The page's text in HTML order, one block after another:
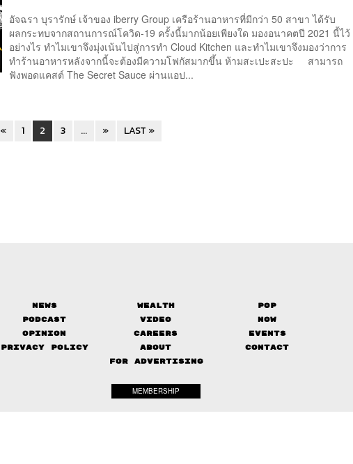
อัจฉรา บุรารักษ์ เจ้าของ iberry Group เครือร้านอาหารที่มีกว่า 50 สาขา ได้รับ
ผลกระทบจากสถานการณ์โควิด-19 ครั้งนี้มากน้อยเพียงใด มองอนาคตปี 2021 นี้ไว้
อย่างไร ทำไมเขาจึงมุ่งเน้นไปสู่การทำ Cloud Kitchen และทำไมเขาจึงมองว่าการ
ทำร้านอาหารหลังจากนี้จะต้องมีความโฟกัสมากขึ้น ห้ามสะเปะสะปะ สามารถ
ฟังพอดแคสต์ The Secret Sauce ผ่านแอป...
« 1 2 3 ... » LAST »
News Wealth
Pop
Podcast
Video
Now
Opinion
Careers
Events
Privacy Policy
About
Contact
FOR ADVERTISING
MEMBERSHIP